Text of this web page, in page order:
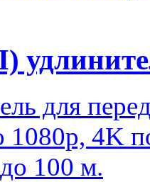
для
1080p, 4K
100 м.